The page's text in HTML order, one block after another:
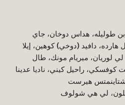
طوليله، هداس دوخان، جاي
دافيد (دوخي) كوهين، إيلا
لوريان، ميريام مونك، طال
راحيل كيني، ناديا عدينا
شتاينمتس هيرست
لي هي شولوف